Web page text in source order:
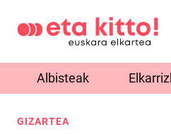
Albisteak
GIZARTEA